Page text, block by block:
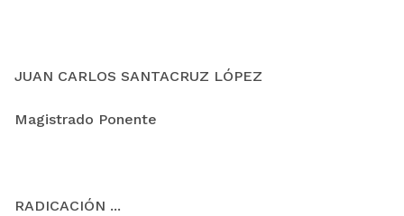
JUAN CARLOS SANTACRUZ LÓPEZ
Magistrado Ponente
RADICACIÓN ...